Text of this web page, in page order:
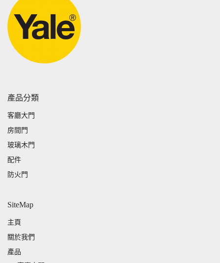
產品分類
客廳大門
房間門
玻璃木門
配件
防火門
SiteMap
主頁
關於我們
產品